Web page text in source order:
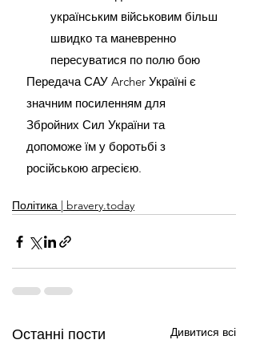
українським військовим більш
швидко та маневренно
пересуватися по полю бою
Передача САУ Archer Україні є
значним посиленням для
Збройних Сил України та
допоможе їм у боротьбі з
російською агресією.
Політика | bravery.today
Останні пости Дивитися всі